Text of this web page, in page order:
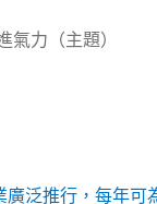
氣力（主題）
泛推行，每年